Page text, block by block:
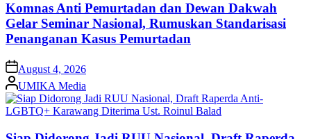
Komnas Anti Pemurtadan dan Dewan Dakwah
Gelar Seminar Nasional, Rumuskan Standarisasi
Penanganan Kasus Pemurtadan
on August 4, 2026
Posted
by
UMIKA Media